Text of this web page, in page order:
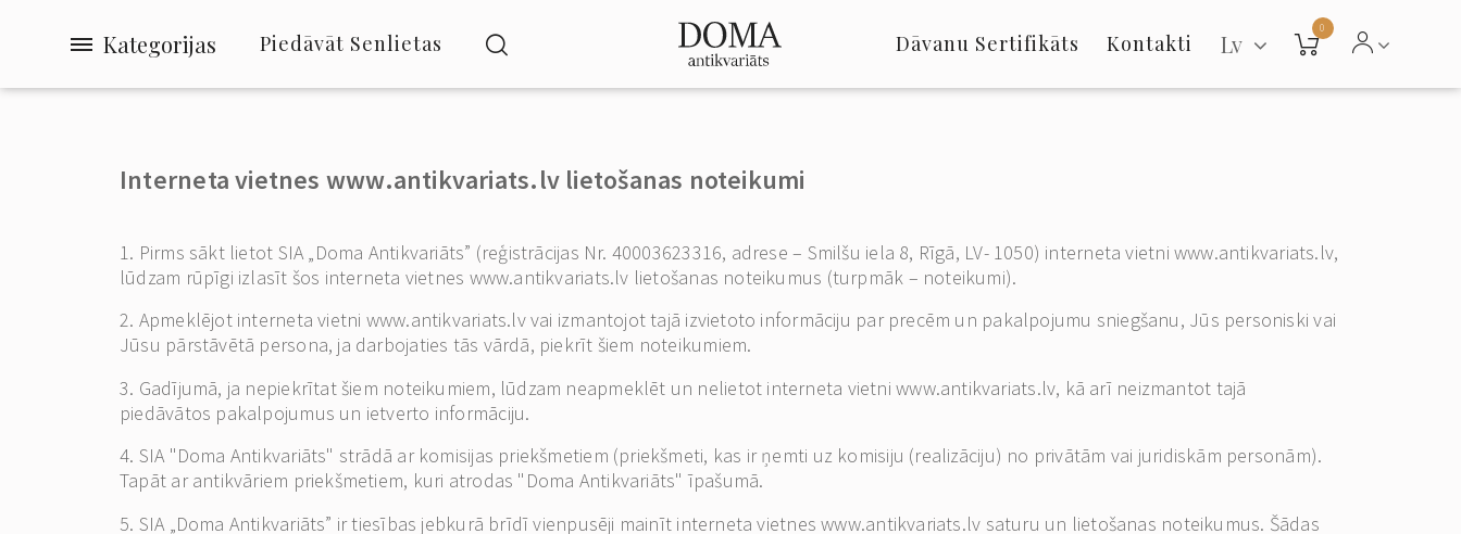
Kategorijas Piedāvāt Senlietas Dāvanu Sertifikāts Kontakti Lv
0
Interneta vietnes www.antikvariats.lv lietošanas noteikumi
1. Pirms sākt lietot SIA „Doma Antikvariāts” (reģistrācijas Nr. 40003623316, adrese – Smilšu iela 8, Rīgā, LV- 1050) interneta vietni www.antikvariats.lv,
lūdzam rūpīgi izlasīt šos interneta vietnes www.antikvariats.lv lietošanas noteikumus (turpmāk – noteikumi).
2. Apmeklējot interneta vietni www.antikvariats.lv vai izmantojot tajā izvietoto informāciju par precēm un pakalpojumu sniegšanu, Jūs personiski vai
Jūsu pārstāvētā persona, ja darbojaties tās vārdā, piekrīt šiem noteikumiem.
3. Gadījumā, ja nepiekrītat šiem noteikumiem, lūdzam neapmeklēt un nelietot interneta vietni www.antikvariats.lv, kā arī neizmantot tajā
piedāvātos pakalpojumus un ietverto informāciju.
4. SIA "Doma Antikvariāts" strādā ar komisijas priekšmetiem (priekšmeti, kas ir ņemti uz komisiju (realizāciju) no privātām vai juridiskām personām).
Tapāt ar antikvāriem priekšmetiem, kuri atrodas "Doma Antikvariāts" īpašumā.
5. SIA „Doma Antikvariāts” ir tiesības jebkurā brīdī vienpusēji mainīt interneta vietnes www.antikvariats.lv saturu un lietošanas noteikumus. Šādas